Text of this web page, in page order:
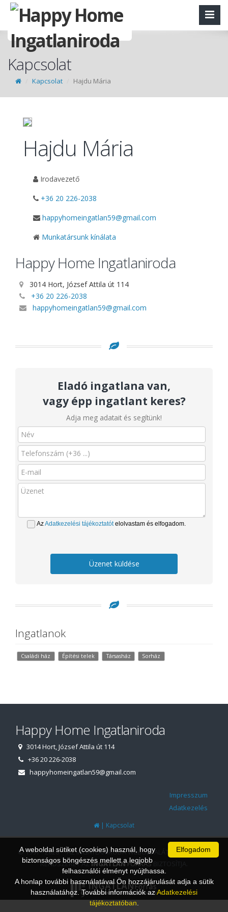
Kapcsolat
Kapcsolat Hajdu Mária
Hajdu Mária
Irodavezető
+36 20 226-2038
happyhomeingatlan59@gmail.com
Munkatársunk kínálata
Happy Home Ingatlaniroda
3014 Hort, József Attila út 114
+36 20 226-2038
happyhomeingatlan59@gmail.com
Eladó ingatlana van,
vagy épp ingatlant keres?
Adja meg adatait és segítünk!
AzAdatkezelési tájékoztatótelolvastam és elfogadom.
Üzenet küldése
Ingatlanok
Családi ház Építési telek Társasház Sorház
Happy Home Ingatlaniroda
3014 Hort, József Attila út 114
+36 20 226-2038
happyhomeingatlan59@gmail.com
Impresszum
Adatkezelés
| Kapcsolat
© 1997 - 2026 AZ INGATLANIRODA WEBOLDALÁT ÉS ÜGYVITELI
RENDSZERÉT AZINGATLANFORRÁSBIZTOSÍTJA.
Elfogadom
A weboldal sütiket (cookies) használ, hogy
biztonságos böngészés mellett a legjobb
felhasználói élményt nyújthassa.
A honlap további használatával Ön hozzájárulását adja a sütik
használatához. További információk azAdatkezelési
tájékoztatóban